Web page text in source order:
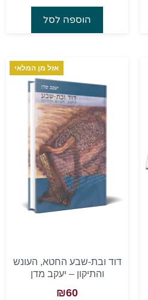
הוספה לסל
אזל מן המלאי
דוד ובת-שבע החטא, העונש
והתיקון – יעקב מדן
₪60